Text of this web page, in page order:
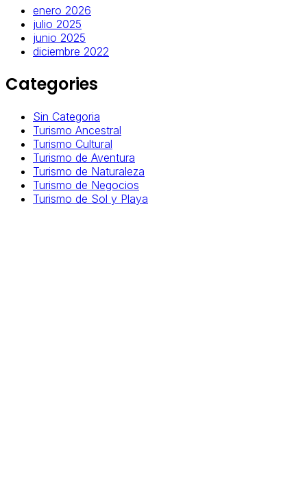
enero 2026
julio 2025
junio 2025
diciembre 2022
Categories
Sin Categoria
Turismo Ancestral
Turismo Cultural
Turismo de Aventura
Turismo de Naturaleza
Turismo de Negocios
Turismo de Sol y Playa